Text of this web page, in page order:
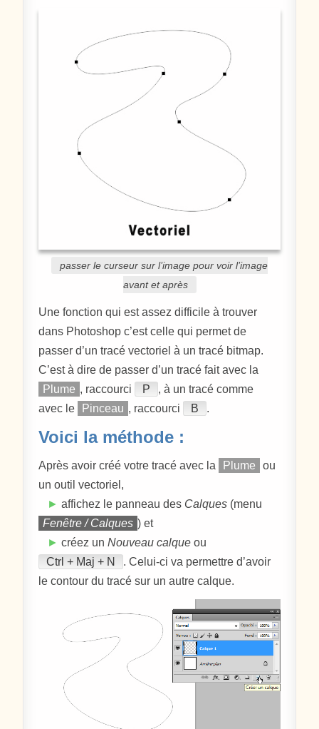
passer le curseur sur l’image pour voir l’image
avant et après
Une fonction qui est assez difficile à trouver
dans Photoshop c’est celle qui permet de
passer d’un tracé vectoriel à un tracé bitmap.
C’est à dire de passer d’un tracé fait avec la
Plume , raccourci P
, à un tracé comme
avec le
Pinceau , raccourci B .
Voici la méthode :
Après avoir créé votre tracé avec la Plume
ou
un outil vectoriel,
► affichez le panneau des Calques (menu
Fenêtre / Calques ) et
► créez unNouveau calque ou
Ctrl + Maj + N
. Celui-ci va permettre d’avoir
le contour du tracé sur un autre calque.